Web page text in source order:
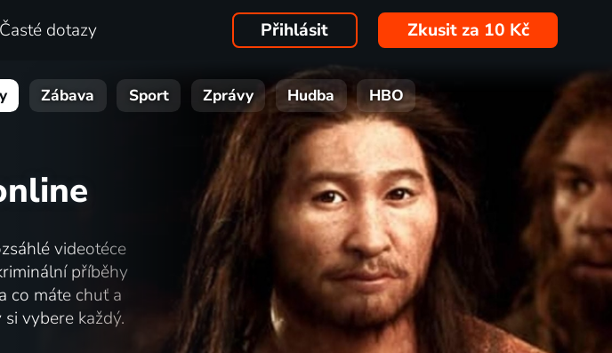
Časté dotazy Přihlásit Zkusit za 10 Kč
Zábava Sport Zprávy Hudba HBO
videotéce
příběhy
co máte chuť a
vybere každý.